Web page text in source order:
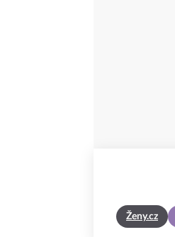
Ženy.cz